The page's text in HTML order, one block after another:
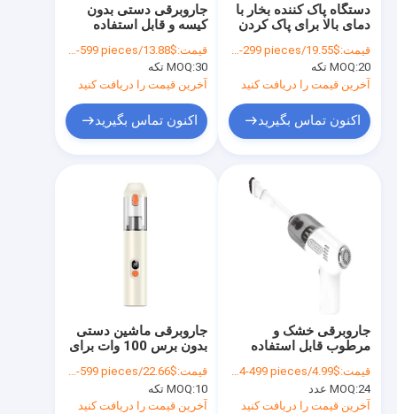
جاروبرقی دستی بدون
کیسه و قابل استفاده
قیمت:$13.88/pieces 30-599 pieces
MOQ:30 تکه
آخرین قیمت را دریافت کنید
اکنون تماس بگیرید
دستگاه پاک کننده بخار با
دمای بالا برای پاک کردن
قیمت:$19.55/pieces 20-299 pieces
MOQ:20 تکه
آخرین قیمت را دریافت کنید
اکنون تماس بگیرید
جاروبرقی ماشین دستی
بدون برس 100 وات برای
راحت
قیمت:$22.66/pieces 10-599 pieces
MOQ:10 تکه
آخرین قیمت را دریافت کنید
جاروبرقی خشک و
مرطوب قابل استفاده
سیاه 110w 3.7v
قیمت:$4.99/pieces 24-499 pieces
MOQ:24 عدد
آخرین قیمت را دریافت کنید